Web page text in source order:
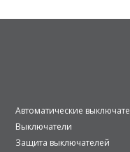
Автоматические
Выключатели
Защита выключателей